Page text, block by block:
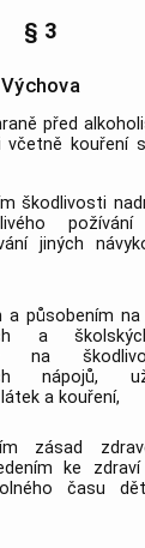
§ 3
Výchova
před
včetně kouření
škodlivosti
požívání
jiných
a působením
a
na
nápojů,
a kouření,
zásad
ke zdraví
času